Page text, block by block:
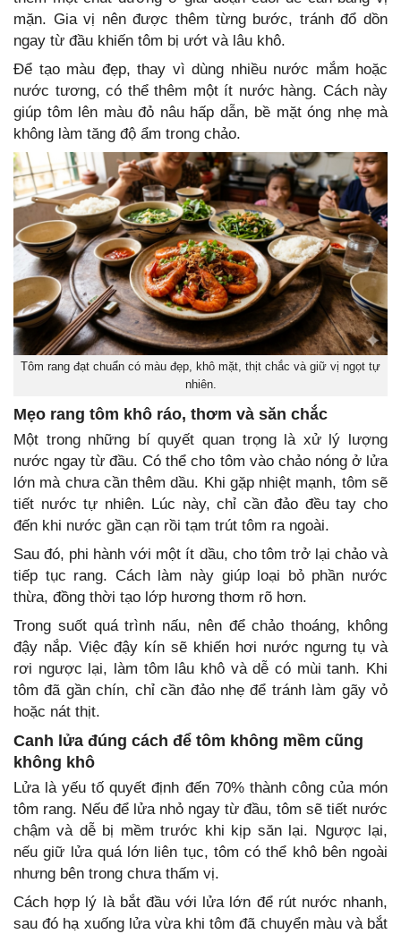
mặn. Gia vị nên được thêm từng bước, tránh đổ dồn
ngay từ đầu khiến tôm bị ướt và lâu khô.
Để tạo màu đẹp, thay vì dùng nhiều nước mắm hoặc
nước tương, có thể thêm một ít nước hàng. Cách này
giúp tôm lên màu đỏ nâu hấp dẫn, bề mặt óng nhẹ mà
không làm tăng độ ẩm trong chảo.
Tôm rang đạt chuẩn có màu đẹp, khô mặt, thịt chắc và giữ vị ngọt tự
nhiên.
Mẹo rang tôm khô ráo, thơm và săn chắc
Một trong những bí quyết quan trọng là xử lý lượng
nước ngay từ đầu. Có thể cho tôm vào chảo nóng ở lửa
lớn mà chưa cần thêm dầu. Khi gặp nhiệt mạnh, tôm sẽ
tiết nước tự nhiên. Lúc này, chỉ cần đảo đều tay cho
đến khi nước gần cạn rồi tạm trút tôm ra ngoài.
Sau đó, phi hành với một ít dầu, cho tôm trở lại chảo và
tiếp tục rang. Cách làm này giúp loại bỏ phần nước
thừa, đồng thời tạo lớp hương thơm rõ hơn.
Trong suốt quá trình nấu, nên để chảo thoáng, không
đậy nắp. Việc đậy kín sẽ khiến hơi nước ngưng tụ và
rơi ngược lại, làm tôm lâu khô và dễ có mùi tanh. Khi
tôm đã gần chín, chỉ cần đảo nhẹ để tránh làm gãy vỏ
hoặc nát thịt.
Canh lửa đúng cách để tôm không mềm cũng
không khô
Lửa là yếu tố quyết định đến 70% thành công của món
tôm rang. Nếu để lửa nhỏ ngay từ đầu, tôm sẽ tiết nước
chậm và dễ bị mềm trước khi kịp săn lại. Ngược lại,
nếu giữ lửa quá lớn liên tục, tôm có thể khô bên ngoài
nhưng bên trong chưa thấm vị.
Cách hợp lý là bắt đầu với lửa lớn để rút nước nhanh,
sau đó hạ xuống lửa vừa khi tôm đã chuyển màu và bắt